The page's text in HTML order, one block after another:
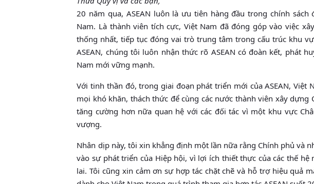
20 năm qua, ASEAN luôn là ưu tiên hàng đầu trong chính
Nam. Là thành viên tích cực, Việt Nam đã đóng góp vào việc
thống nhất, tiếp tục đóng vai trò trung tâm trong cấu trúc khu
ASEAN, chúng tôi luôn nhận thức rõ ASEAN có đoàn kết, phát
Nam mới vững mạnh.
Với tinh thần đó, trong giai đoạn phát triển mới của ASEAN,
mọi khó khăn, thách thức để cùng các nước thành viên xây dựng
tăng cường hơn nữa quan hệ với các đối tác vì một khu vực
vượng.
Nhân dịp này, tôi xin khẳng định một lần nữa rằng Chính phủ và
vào sự phát triển của Hiệp hội, vì lợi ích thiết thực của các thế
lai. Tôi cũng xin cảm ơn sự hợp tác chặt chẽ và hỗ trợ hiệu quả